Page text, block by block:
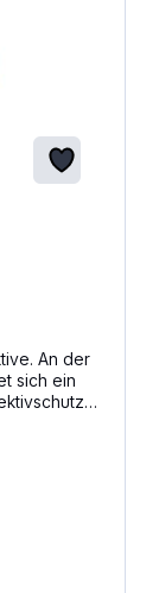
An der
sich ein
einem
so